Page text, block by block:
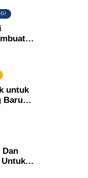
untuk
Baru
Dan